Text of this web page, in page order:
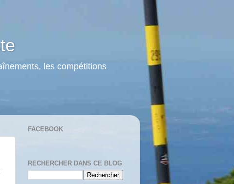
les compétitions
FACEBOOK
RECHERCHER DANS CE BLOG